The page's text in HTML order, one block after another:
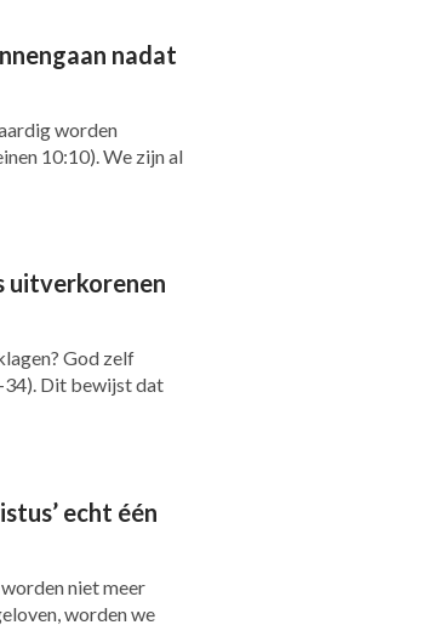
nadat
worden
10:10). We zijn al
uitverkorenen
God zelf
34). Dit bewijst dat
echt één
niet meer
worden we